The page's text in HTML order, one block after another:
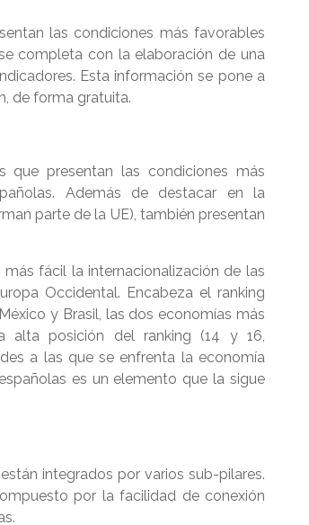
las condiciones más favorables
completa con la elaboración de una
Esta información se pone a
de forma gratuita.
que presentan las condiciones más
Además de destacar en la
parte de la UE), también presentan
fácil la internacionalización de las
Occidental. Encabeza el ranking
y Brasil, las dos economías más
alta posición del ranking (14 y 16,
a las que se enfrenta la economía
es un elemento que la sigue
integrados por varios sub-pilares.
por la facilidad de conexión